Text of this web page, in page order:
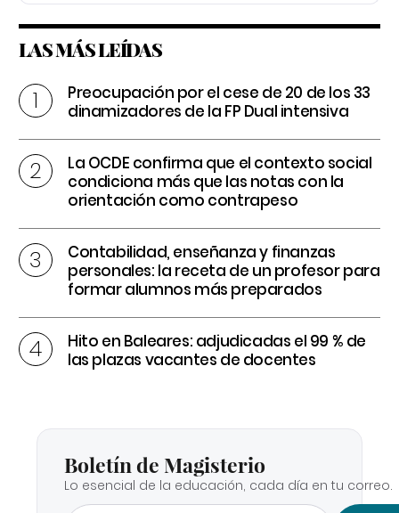
LAS MÁS LEÍDAS
Preocupación por el cese de 20 de los 33
dinamizadores de la FP Dual intensiva
La OCDE confirma que el contexto social
condiciona más que las notas con la
orientación como contrapeso
Contabilidad, enseñanza y finanzas
personales: la receta de un profesor para
formar alumnos más preparados
Hito en Baleares: adjudicadas el 99 % de
las plazas vacantes de docentes
Boletín de Magisterio
Lo esencial de la educación, cada día en tu correo.